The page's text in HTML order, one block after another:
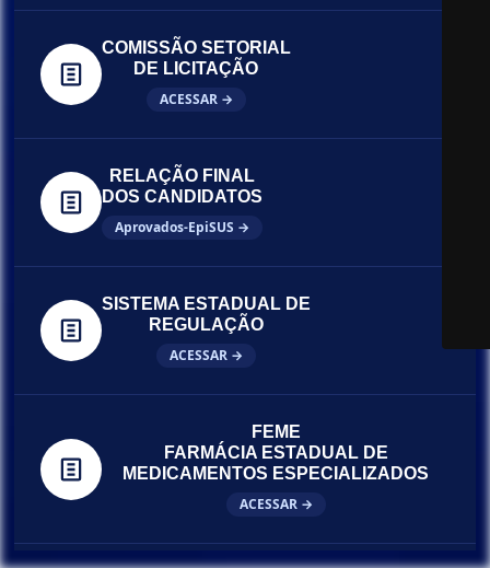
COMISSÃO SETORIAL
DE LICITAÇÃO
ACESSAR →
RELAÇÃO FINAL
DOS CANDIDATOS
Aprovados-EpiSUS →
SISTEMA ESTADUAL DE
REGULAÇÃO
ACESSAR →
FEME
FARMÁCIA ESTADUAL DE
MEDICAMENTOS ESPECIALIZADOS
ACESSAR →